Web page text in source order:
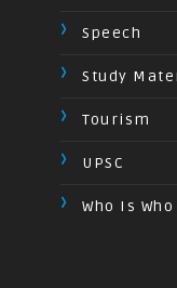
Speech
Study
Tourism
UPSC
Who Is Who